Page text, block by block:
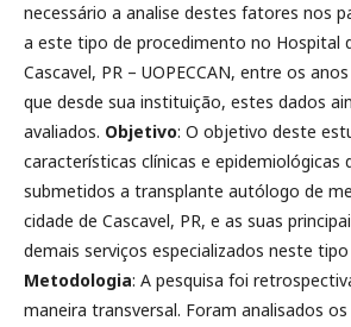
necessário a analise destes fatores nos
a este tipo de procedimento no Hospital
Cascavel, PR – UOPECCAN, entre os
que desde sua instituição, estes dados
avaliados. Objetivo: O objetivo deste
características clínicas e epidemiológicas
submetidos a transplante autólogo de
cidade de Cascavel, PR, e as suas
demais serviços especializados neste
Metodologia: A pesquisa foi
maneira transversal. Foram analisados